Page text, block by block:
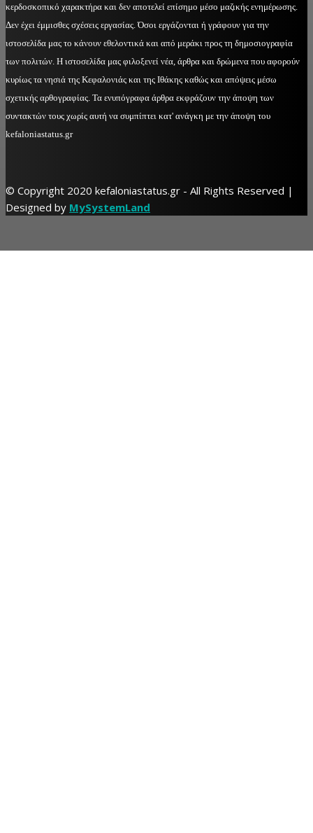
κερδοσκοπικό χαρακτήρα και δεν αποτελεί επίσημο μέσο μαζικής ενημέρωσης.
Δεν έχει έμμισθες σχέσεις εργασίας. Όσοι εργάζονται ή γράφουν για την
ιστοσελίδα μας το κάνουν εθελοντικά και από μεράκι προς τη δημοσιογραφία
των πολιτών. Η ιστοσελίδα μας φιλοξενεί νέα, άρθρα και δρώμενα που αφορούν
κυρίως τα νησιά της Κεφαλονιάς και της Ιθάκης καθώς και απόψεις μέσω
σχετικής αρθογραφίας. Τα ενυπόγραφα άρθρα εκφράζουν την άποψη των
συντακτών τους χωρίς αυτή να συμπίπτει κατ' ανάγκη με την άποψη του
kefaloniastatus.gr
© Copyright 2020 kefaloniastatus.gr - All Rights Reserved |
Designed by MySystemLand